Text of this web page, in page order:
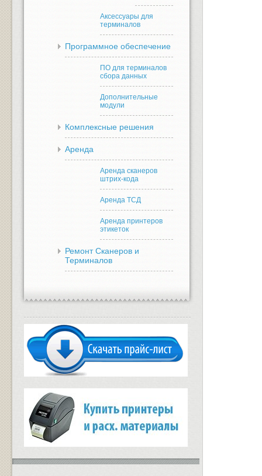
Аксессуары для
терминалов
Программное обеспечение
ПО для терминалов
сбора данных
Дополнительные
модули
Комплексные решения
Аренда
Аренда сканеров
штрих-кода
Аренда ТСД
Аренда принтеров
этикеток
Ремонт Сканеров и
Терминалов